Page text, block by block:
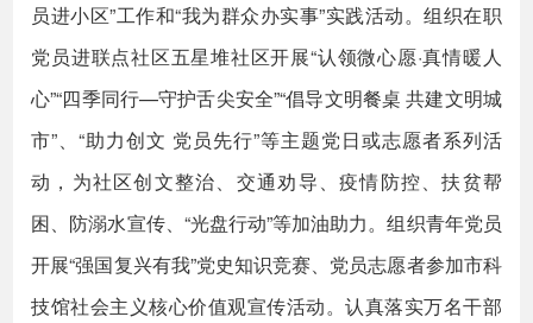
员进小区”工作和“我为群众办实事”实践活动。组织在职
党员进联点社区五星堆社区开展“认领微心愿·真情暖人
心”“四季同行—守护舌尖安全”“倡导文明餐桌 共建文明城
市”、“助力创文 党员先行”等主题党日或志愿者系列活
动，为社区创文整治、交通劝导、疫情防控、扶贫帮
困、防溺水宣传、“光盘行动”等加油助力。组织青年党员
开展“强国复兴有我”党史知识竞赛、党员志愿者参加市科
技馆社会主义核心价值观宣传活动。认真落实万名干部